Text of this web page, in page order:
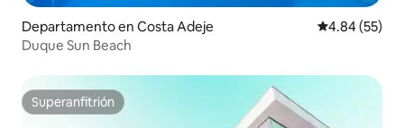
Departamento en Costa Adeje Calificación
4.84 (55)
Duque Sun Beach
Superanfitrión
Superanfitrión